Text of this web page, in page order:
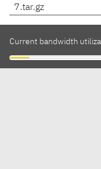
7.tar.gz
Current bandwidth